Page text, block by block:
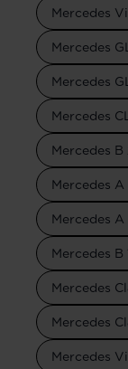
Mercedes
Mercedes
Mercedes
Mercedes
Mercedes B
Mercedes A
Mercedes A
Mercedes B
Mercedes
Mercedes
Mercedes